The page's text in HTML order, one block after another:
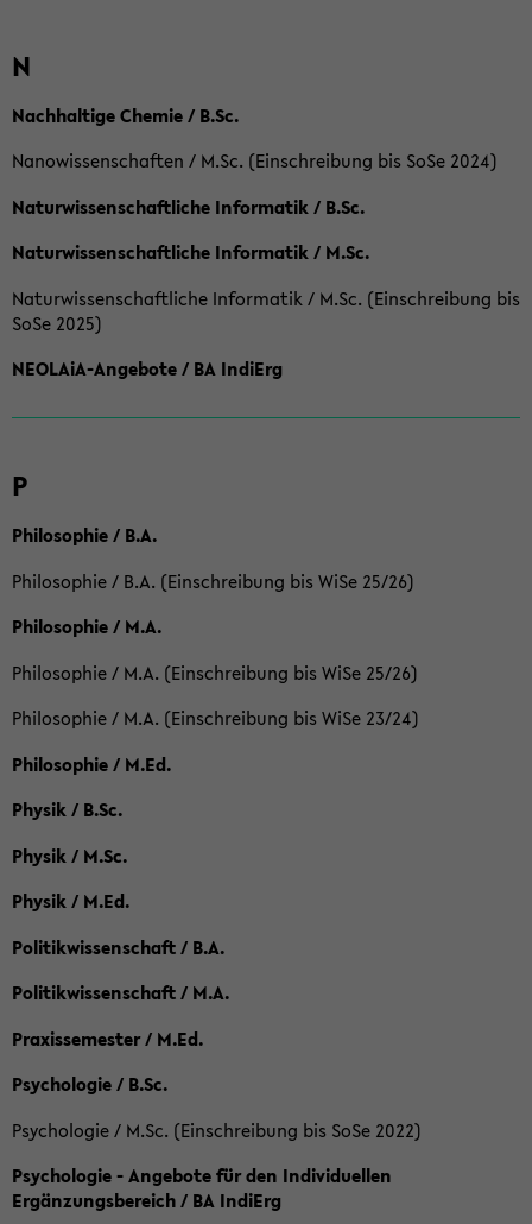
N
Nachhaltige Chemie / B.Sc.
Nanowissenschaften / M.Sc. (Einschreibung bis SoSe 2024)
Naturwissenschaftliche Informatik / B.Sc.
Naturwissenschaftliche Informatik / M.Sc.
Naturwissenschaftliche Informatik / M.Sc. (Einschreibung bis
SoSe 2025)
NEOLAiA-Angebote / BA IndiErg
P
Philosophie / B.A.
Philosophie / B.A. (Einschreibung bis WiSe 25/26)
Philosophie / M.A.
Philosophie / M.A. (Einschreibung bis WiSe 25/26)
Philosophie / M.A. (Einschreibung bis WiSe 23/24)
Philosophie / M.Ed.
Physik / B.Sc.
Physik / M.Sc.
Physik / M.Ed.
Politikwissenschaft / B.A.
Politikwissenschaft / M.A.
Praxissemester / M.Ed.
Psychologie / B.Sc.
Psychologie / M.Sc. (Einschreibung bis SoSe 2022)
Psychologie - Angebote für den Individuellen
Ergänzungsbereich / BA IndiErg